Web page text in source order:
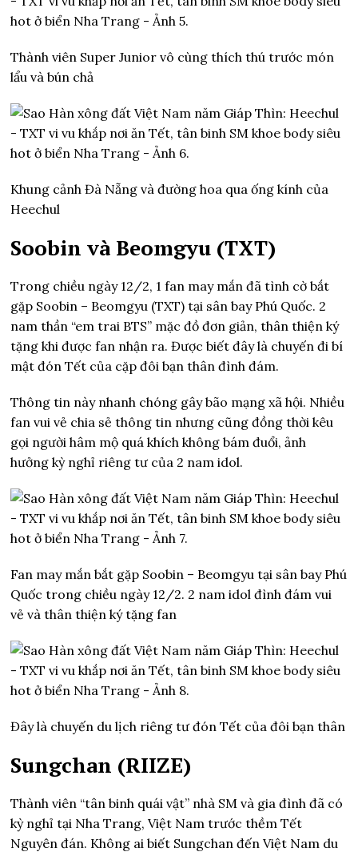
Thành viên Super Junior vô cùng thích thú trước món
lẩu và bún chả
Khung cảnh Đà Nẵng và đường hoa qua ống kính của
Heechul
Soobin và Beomgyu (TXT)
Trong chiều ngày 12/2, 1 fan may mắn đã tình cờ bắt
gặp Soobin – Beomgyu (TXT) tại sân bay Phú Quốc. 2
nam thần “em trai BTS” mặc đồ đơn giản, thân thiện ký
tặng khi được fan nhận ra. Được biết đây là chuyến đi bí
mật đón Tết của cặp đôi bạn thân đình đám.
Thông tin này nhanh chóng gây bão mạng xã hội. Nhiều
fan vui vẻ chia sẻ thông tin nhưng cũng đồng thời kêu
gọi người hâm mộ quá khích không bám đuổi, ảnh
hưởng kỳ nghỉ riêng tư của 2 nam idol.
Fan may mắn bắt gặp Soobin – Beomgyu tại sân bay Phú
Quốc trong chiều ngày 12/2. 2 nam idol đình đám vui
vẻ và thân thiện ký tặng fan
Đây là chuyến du lịch riêng tư đón Tết của đôi bạn thân
Sungchan (RIIZE)
Thành viên “tân binh quái vật” nhà SM và gia đình đã có
kỳ nghỉ tại Nha Trang, Việt Nam trước thềm Tết
Nguyên đán. Không ai biết Sungchan đến Việt Nam du